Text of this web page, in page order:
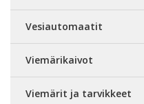
Vesiautomaatit
Viemärikaivot
Viemärit ja tarvikkeet